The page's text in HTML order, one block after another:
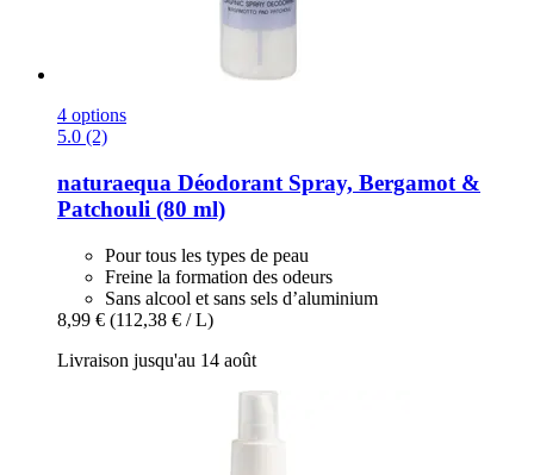
4 options
5.0 (2)
naturaequa Déodorant Spray, Bergamot &
Patchouli (80 ml)
Pour tous les types de peau
Freine la formation des odeurs
Sans alcool et sans sels d’aluminium
8,99 € (112,38 € / L)
Livraison jusqu'au 14 août